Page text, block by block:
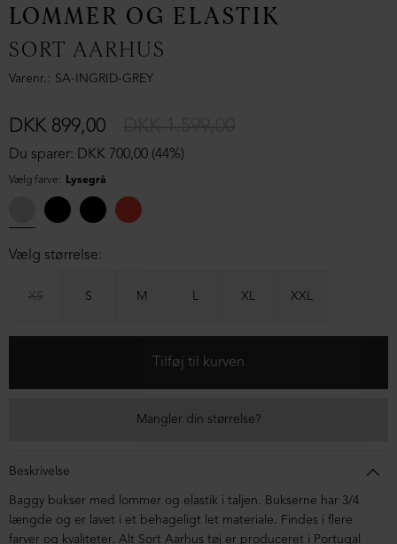
LOMMER OG ELASTIK
SORT AARHUS
Varenr. SA-INGRID-GREY
Du sparer: DKK 700,00 (44%)
DKK 899,00
Vælg farve: Lysegrå
Vælg størrelse:
XS S M L XL XXL
Mangler din størrelse?
Beskrivelse
Baggy bukser med lommer og elastik i taljen. Bukserne har 3/4
længde og er lavet i et behageligt let materiale. Findes i flere
farver og kvaliteter. Alt Sort Aarhus tøj er produceret i Portugal